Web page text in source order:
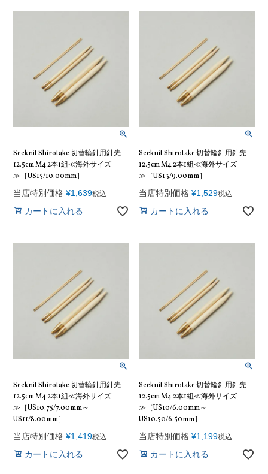
Seeknit Shirotake 切替輪針用針先
12.5cm M4 2本1組≪海外サイズ
≫［US15/10.00mm］
当店特別価格 ¥1,639税込
カートに入れる
Seeknit Shirotake 切替輪針用針先
12.5cm M4 2本1組≪海外サイズ
≫［US13/9.00mm］
当店特別価格 ¥1,529税込
カートに入れる
Seeknit Shirotake 切替輪針用針先
12.5cm M4 2本1組≪海外サイズ
≫［US10.75/7.00mm～
US11/8.00mm］
当店特別価格 ¥1,419税込
カートに入れる
Seeknit Shirotake 切替輪針用針先
12.5cm M4 2本1組≪海外サイズ
≫［US10/6.00mm～
US10.50/6.50mm］
当店特別価格 ¥1,199税込
カートに入れる